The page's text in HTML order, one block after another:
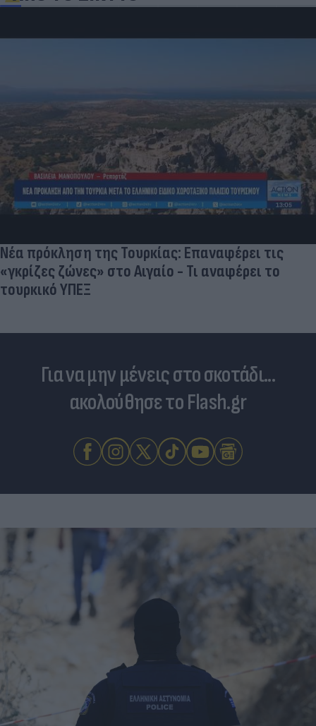
Ποδοσφαιριστές που σίγουρα πίστευες ότι
σταματήσει κι όμως παίζουν ακόμα μπάλα
Για να μην μένεις στο σκοτάδι...
ακολούθησε το Flash.gr